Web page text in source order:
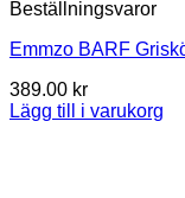
Beställningsvaror
Emmzo BARF
389.00 kr
Lägg till i varukorg